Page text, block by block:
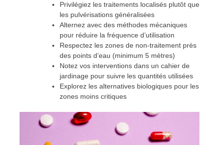
Privilégiez les traitements localisés plutôt que
les pulvérisations généralisées
Alternez avec des méthodes mécaniques
pour réduire la fréquence d’utilisation
Respectez les zones de non-traitement près
des points d’eau (minimum 5 mètres)
Notez vos interventions dans un cahier de
jardinage pour suivre les quantités utilisées
Explorez les alternatives biologiques pour les
zones moins critiques